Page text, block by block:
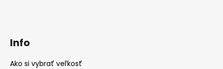
Info
Ako si vybrať veľkosť